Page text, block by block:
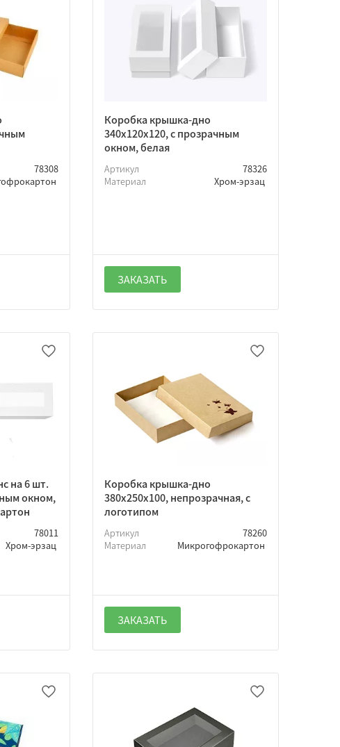
78308
Коробка крышка-дно
340х120х120, с прозрачным
окном, белая
Артикул
78326
Материал
Хром-эрзац
ЗАКАЗАТЬ
на 6 шт.
окном,
78011
Хром-эрзац
Коробка крышка-дно
380х250х100, непрозрачная, с
логотипом
Артикул
78260
Материал
Микрогофрокартон
ЗАКАЗАТЬ